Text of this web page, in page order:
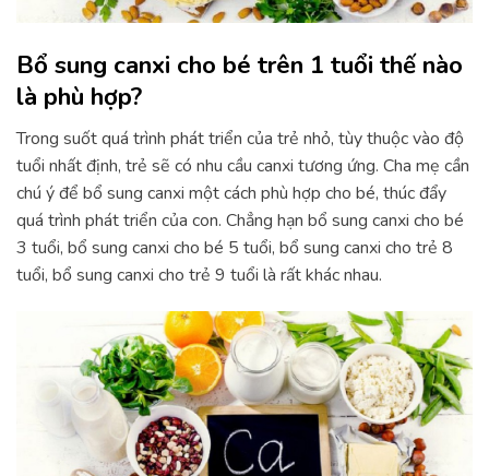
Bổ sung canxi cho bé trên 1 tuổi thế nào
là phù hợp?
Trong suốt quá trình phát triển của trẻ nhỏ, tùy thuộc vào độ
tuổi nhất định, trẻ sẽ có nhu cầu canxi tương ứng. Cha mẹ cần
chú ý để bổ sung canxi một cách phù hợp cho bé, thúc đẩy
quá trình phát triển của con. Chẳng hạn bổ sung canxi cho bé
3 tuổi, bổ sung canxi cho bé 5 tuổi, bổ sung canxi cho trẻ 8
tuổi, bổ sung canxi cho trẻ 9 tuổi là rất khác nhau.